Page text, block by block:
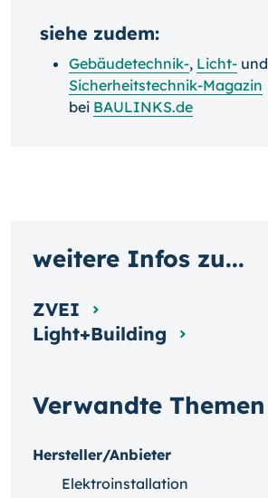
siehe zudem:
Gebäudetechnik-, Licht- und
Sicherheitstechnik-Magazin
bei BAULINKS.de
Verwandte Themen
Hersteller/Anbieter
Elektroinstallation
weitere Infos zu...
ZVEI
Light+Building